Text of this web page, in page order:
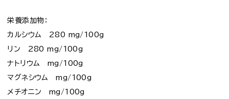
栄養添加物：
カルシウム 280 mg/100g
リン 280 mg/100g
ナトリウム mg/100g
マグネシウム mg/100g
メチオニン mg/100g